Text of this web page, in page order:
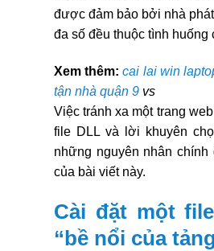
được đảm bảo bởi nhà
đa số đều thuộc tình
Xem thêm: cai lai win
tận nhà quận 9 vs
Việc tránh xa một trang
file DLL và lời khuyên
những nguyên nhân
của bài viết này.
Cài đặt một
“bề nổi của